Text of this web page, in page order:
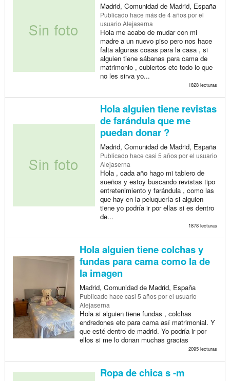
Madrid, Comunidad de Madrid, España
Publicado hace más de 4 añospor el
usuario Alejaserna
Hola me acabo de mudar con mi
madre a un nuevo piso pero nos hace
falta algunas cosas para la casa , si
alguien tiene sábanas para cama de
matrimonio , cubiertos etc todo lo que
no les sirva yo...
1828 lecturas
Hola alguien tiene revistas
de farándula que me
puedan donar ?
Madrid, Comunidad de Madrid, España
Publicado hace casi 5 añospor el usuario
Alejaserna
Hola , cada año hago mi tablero de
sueños y estoy buscando revistas tipo
entretenimiento y farándula , como las
que hay en la peluquería si alguien
tiene yo podría ir por ellas si es dentro
de...
1878 lecturas
Hola alguien tiene colchas y
fundas para cama como la de
la imagen
Madrid, Comunidad de Madrid, España
Publicado hace casi 5 añospor el usuario
Alejaserna
Hola si alguien tiene fundas , colchas
endredones etc para cama así matrimonial. Y
que esté dentro de madrid. Yo podría ir por
ellos si me lo donan muchas gracias
2095 lecturas
Ropa de chica s -m